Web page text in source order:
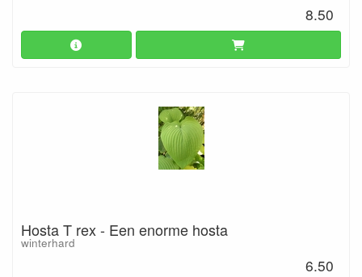
8.50
Hosta T rex - Een enorme hosta
winterhard
6.50